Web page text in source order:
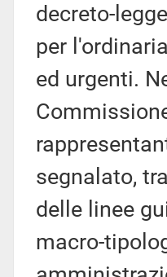
decreto-
per
ed urgenti.
segnalato,
delle linee
macro-